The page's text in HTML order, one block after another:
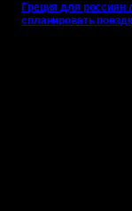
Греция для россиян
спланировать